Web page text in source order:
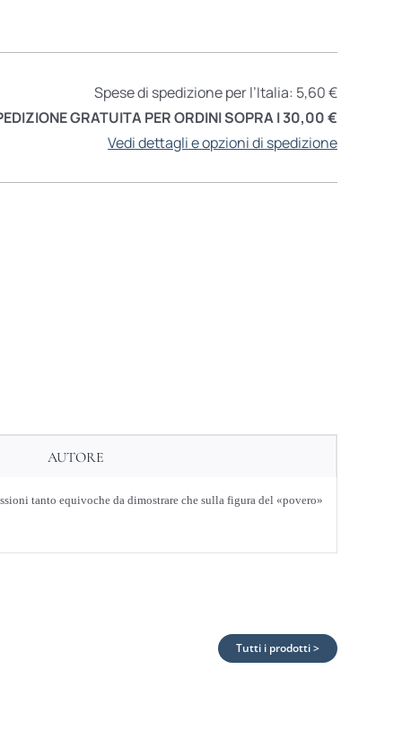
Spese di spedizione per l’Italia: 5,60 €
GRATUITA PER ORDINI SOPRA I 30,00 €
Vedi dettagli e opzioni di spedizione
AUTORE
tanto equivoche da dimostrare che sulla figura del «povero»
Tutti i prodotti >